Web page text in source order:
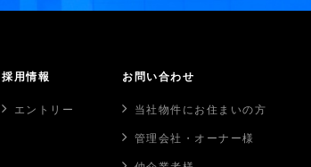
採用情報
エントリー
お問い合わせ
当社物件にお住まいの方
管理会社・オーナー様